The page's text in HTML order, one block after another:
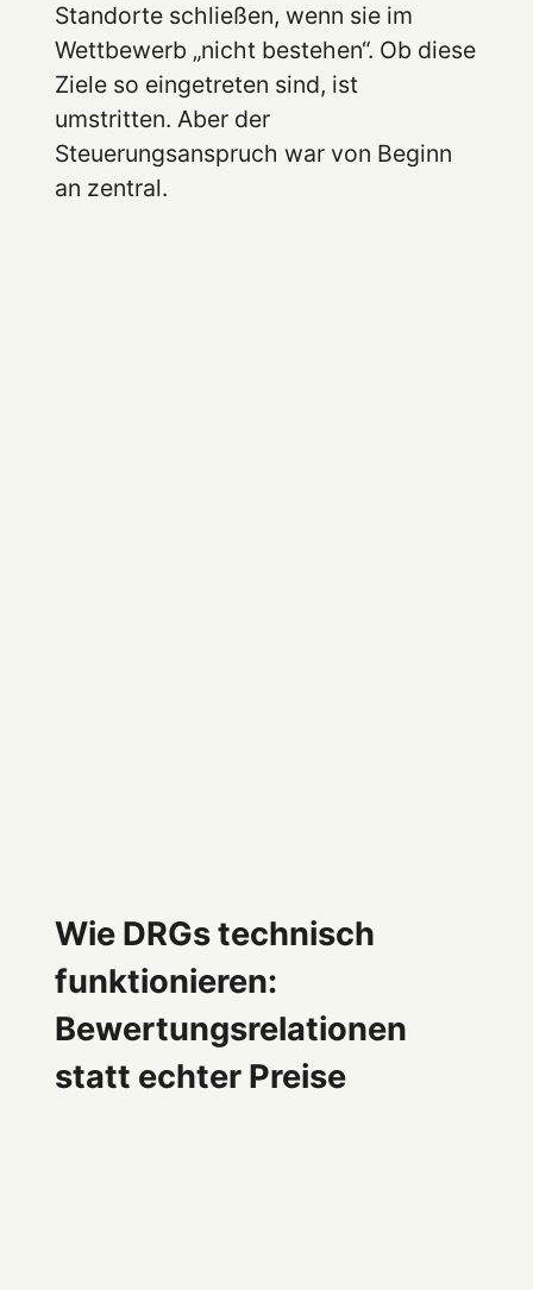
Standorte schließen, wenn sie im
Wettbewerb „nicht bestehen“. Ob diese
Ziele so eingetreten sind, ist
umstritten. Aber der
Steuerungsanspruch war von Beginn
an zentral.
Wie DRGs technisch
funktionieren:
Bewertungsrelationen
statt echter Preise